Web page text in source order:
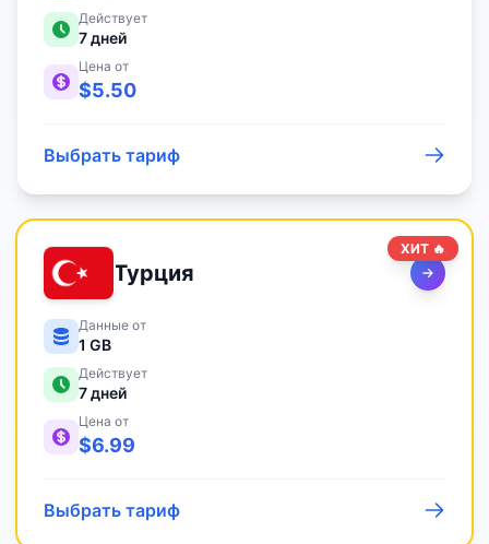
Действует
7дней
Цена от
$5.50
Выбрать тариф
ХИТ 🔥
Турция
Данные от
1 GB
Действует
7дней
Цена от
$6.99
Выбрать тариф